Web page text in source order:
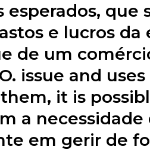
esperados, que
e lucros
de um
issue and
it is
a
em gerir de